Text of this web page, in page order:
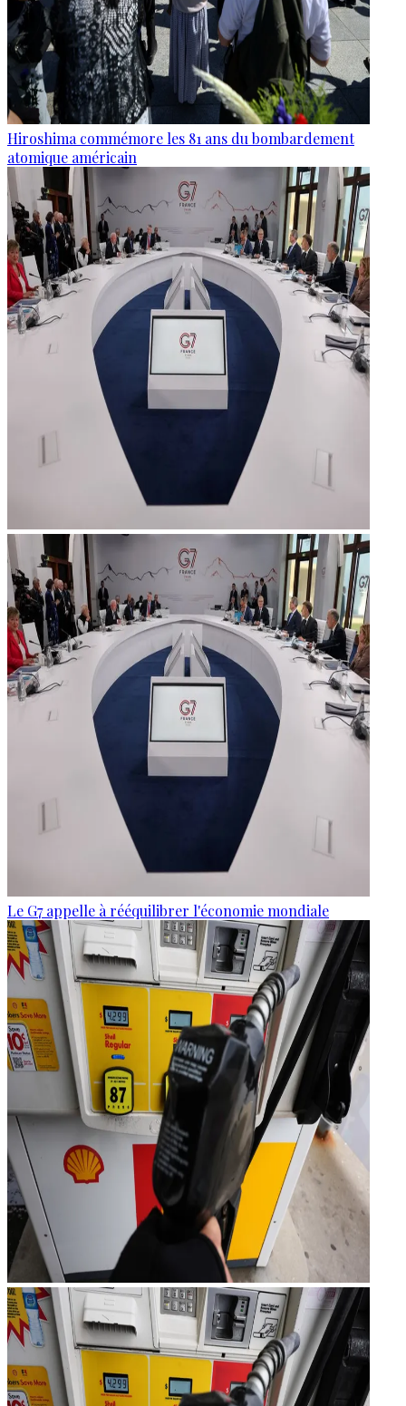
Hiroshima commémore les 81 ans du bombardement
atomique américain
Le G7 appelle à rééquilibrer l'économie mondiale